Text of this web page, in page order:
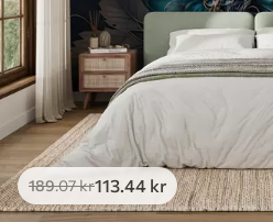
189.07kr113 .44 kr